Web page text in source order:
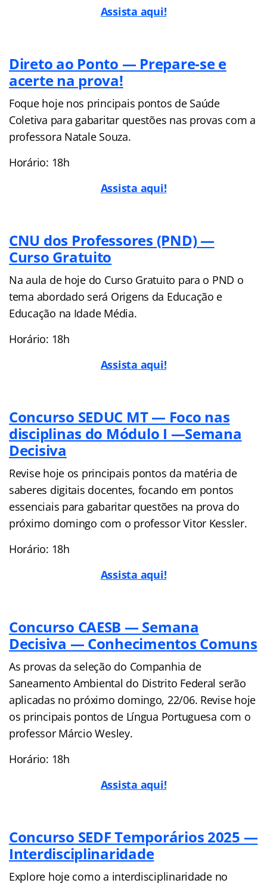
Assista aqui!
Direto ao Ponto — Prepare-se e
acerte na prova!
Foque hoje nos principais pontos de Saúde
Coletiva para gabaritar questões nas provas com a
professora Natale Souza.
Horário: 18h
Assista aqui!
CNU dos Professores (PND) —
Curso Gratuito
Na aula de hoje do Curso Gratuito para o PND o
tema abordado será Origens da Educação e
Educação na Idade Média.
Horário: 18h
Assista aqui!
Concurso SEDUC MT — Foco nas
disciplinas do Módulo I —Semana
Decisiva
Revise hoje os principais pontos da matéria de
saberes digitais docentes, focando em pontos
essenciais para gabaritar questões na prova do
próximo domingo com o professor Vitor Kessler.
Horário: 18h
Assista aqui!
Concurso CAESB — Semana
Decisiva — Conhecimentos Comuns
As provas da seleção do Companhia de
Saneamento Ambiental do Distrito Federal serão
aplicadas no próximo domingo, 22/06. Revise hoje
os principais pontos de Língua Portuguesa com o
professor Márcio Wesley.
Horário: 18h
Assista aqui!
Concurso SEDF Temporários 2025 —
Interdisciplinaridade
Explore hoje como a interdisciplinaridade no